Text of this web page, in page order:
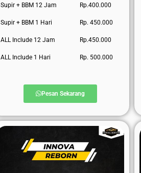
Supir + BBM 12 Jam Rp.400.000
Supir + BBM 1 Hari Rp. 450.000
ALL Include 12 Jam Rp.450.000
ALL Include 1 Hari Rp. 500.000
Pesan Sekarang